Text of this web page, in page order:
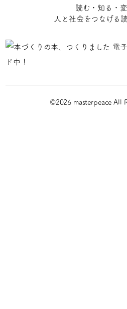
読む・知る・変
人と社会をつなげる
©2026 masterpeace All